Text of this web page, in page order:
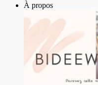
À propos